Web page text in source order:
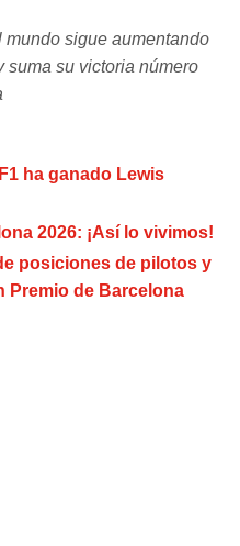
sigue aumentando
suma su victoria número
ha ganado Lewis
2026: ¡Así lo vivimos!
posiciones de pilotos y
Premio de Barcelona